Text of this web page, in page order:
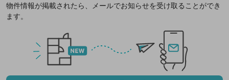
物件情報が掲載されたら、メールでお知らせを受け取ることができ
ます。